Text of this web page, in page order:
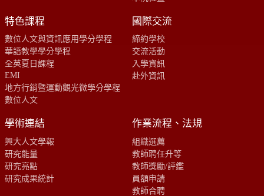
特色課程
數位人文與資訊應用學分學程
華語教學學分學程
全英夏日課程
EMI
地方行銷暨運動觀光微學分學程
數位人文
國際交流
締約學校
交流活動
入學資訊
赴外資訊
學術連結
興大人文學報
研究能量
研究亮點
研究成果統計
作業流程、法規
組織選薦
教師聘任升等
教師獎勵/評鑑
員額申請
教師合聘